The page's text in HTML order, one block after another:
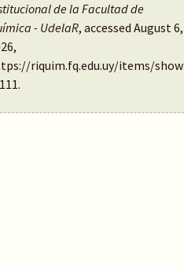
de la Facultad de
- UdelaR, accessed August 6,
riquim.fq.edu.uy/items/show
.